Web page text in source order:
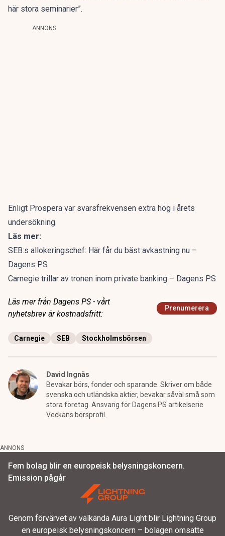
här stora seminarier”.
ANNONS
Enligt Prospera var svarsfrekvensen extra hög i årets
undersökning.
Läs mer:
SEB:s allokeringschef: Här får du bäst avkastning nu –
Dagens PS
Carnegie trillar av tronen inom private banking – Dagens PS
Läs mer från Dagens PS - vårt
nyhetsbrev är kostnadsfritt:
Prenumerera
Carnegie SEB Stockholmsbörsen
David Ingnäs
Bevakar börs, fonder och sparande. Skriver om både
svenska och utländska aktier, bevakar såväl små som
stora företag. Ansvarig för Dagens PS artikelserie
Veckans börsprofil.
ANNONS
Fem bolag blir en europeisk belysningskoncern.
Emission pågår
Genom förvärvet av välkända Aura Light blir Lightning Group
en europeisk belysningskoncern – bolagen omsatte